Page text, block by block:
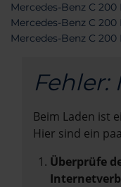
Mercedes-Benz C 200
Mercedes-Benz C 200
Mercedes-Benz C 200
Fehler:
Beim Laden ist
Hier sind ein
Überprüfe